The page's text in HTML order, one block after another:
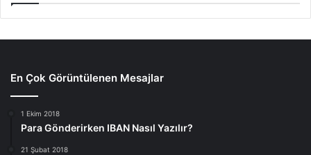
En Çok Görüntülenen Mesajlar
1 Ekim 2018
Para Gönderirken IBAN Nasıl Yazılır?
21 Şubat 2018